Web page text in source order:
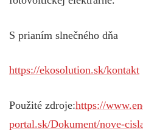
S prianím slnečného dňa
https://ekosolution.sk/kontakt
Použité zdroje:https://
portal.sk/Dokument/nove-